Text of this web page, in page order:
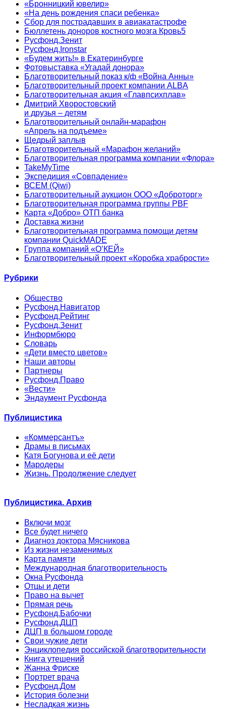
«Бронницкий ювелир»
«На день рождения спаси ребенка»
Сбор для пострадавших в авиакатастрофе
Бюллетень доноров костного мозга Кровь5
Русфонд.Зенит
Русфонд.Ironstar
«Будем жить!» в Екатеринбурге
Фотовыставка «Угадай донора»
Благотворительный показ к/ф «Война Анны»
Благотворительный проект компании ALBA
Благотворительная акция «Главпсихплав»
Дмитрий Хворостовский
и друзья – детям
Благотворительный онлайн‑марафон
«Апрель на подъеме»
Щедрый заплыв
Благотворительный «Марафон желаний»
Благотворительная программа компании «Флора»
TakeMyTime
Экспедиция «Совпадение»
ВСЕМ (Qiwi)
Благотворительный аукцион ООО «Доброторг»
Благотворительная программа группы PBF
Карта «Добро» ОТП банка
Доставка жизни
Благотворительная программа помощи детям
компании QuickMADE
Группа компаний «О’КЕЙ»
Благотворительный проект «Коробка храбрости»
Рубрики
Общество
Русфонд.Навигатор
Русфонд.Рейтинг
Русфонд.Зенит
Информбюро
Словарь
«Дети вместо цветов»
Наши авторы
Партнеры
Русфонд.Право
«Вести»
Эндаумент Русфонда
Публицистика
«Коммерсантъ»
Драмы в письмах
Катя Богунова и её дети
Мародеры
Жизнь. Продолжение следует
Публицистика. Архив
Включи мозг
Все будет ничего
Диагноз доктора Мясникова
Из жизни незаменимых
Карта памяти
Международная благотворительность
Окна Русфонда
Отцы и дети
Право на вычет
Прямая речь
Русфонд.Бабочки
Русфонд.ДЦП
ДЦП в большом городе
Свои чужие дети
Энциклопедия российской благотворительности
Книга утешений
Жанна Фриске
Портрет врача
Русфонд.Дом
История болезни
Несладкая жизнь